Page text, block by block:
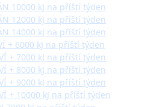
10000 kJ na příští týden
12000 kJ na příští týden
14000 kJ na příští týden
+ 6000 kJ na příští týden
+ 7000 kJ na příští týden
+ 8000 kJ na příští týden
+ 9000 kJ na příští týden
+ 10000 kJ na příští týden